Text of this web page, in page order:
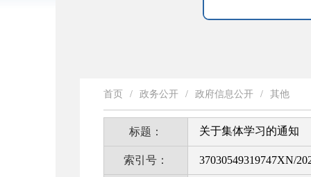
首页 / 政务公开 / 政府信息公开 / 其他
标题： 关于集体学习的通知
索引号： 37030549319747XN/